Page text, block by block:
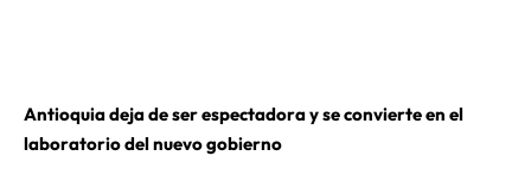
Antioquia deja de ser espectadora y se convierte en el
laboratorio del nuevo gobierno